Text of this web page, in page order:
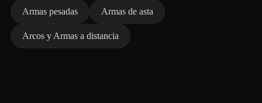
Armas pesadas Armas de asta
Arcos y Armas a distancia